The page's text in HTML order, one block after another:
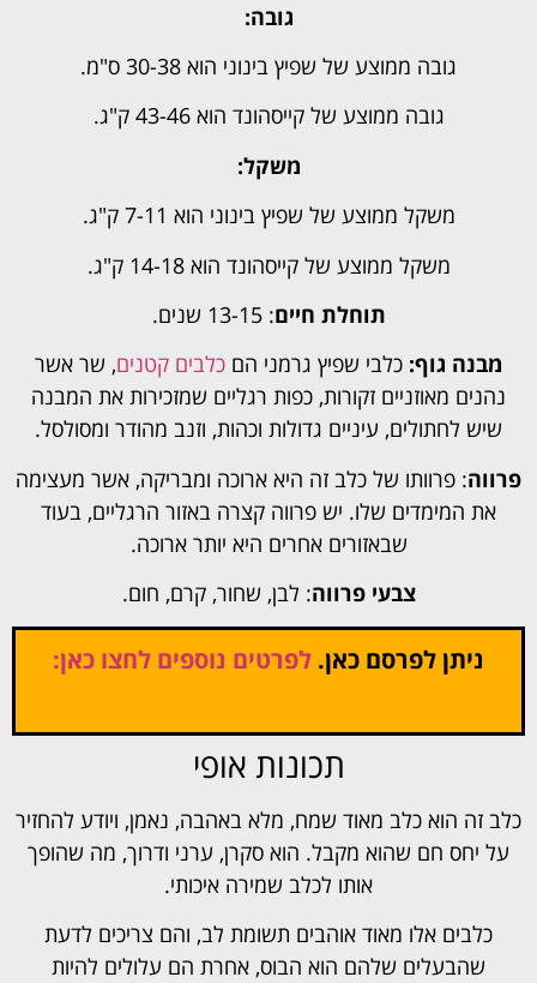
גובה:
גובה ממוצע של שפיץ בינוני הוא 30-38 ס"מ.
גובה ממוצע של קייסהונד הוא 43-46 ק"ג.
משקל:
משקל ממוצע של שפיץ בינוני הוא 7-11 ק"ג.
משקל ממוצע של קייסהונד הוא 14-18 ק"ג.
תוחלת חיים: 13-15 שנים.
מבנה גוף: כלבי שפיץ גרמני הם כלבים קטנים, שר אשר
נהנים מאוזניים זקורות, כפות רגליים שמזכירות את המבנה
שיש לחתולים, עיניים גדולות וכהות, וזנב מהודר ומסולסל.
פרווה: פרוותו של כלב זה היא ארוכה ומבריקה, אשר מעצימה
את המימדים שלו. יש פרווה קצרה באזור הרגליים, בעוד
שבאזורים אחרים היא יותר ארוכה.
צבעי פרווה: לבן, שחור, קרם, חום.
ניתן לפרסם כאן. לפרטים נוספים לחצו כאן:
תכונות אופי
כלב זה הוא כלב מאוד שמח, מלא באהבה, נאמן, ויודע להחזיר
על יחס חם שהוא מקבל. הוא סקרן, ערני ודרוך, מה שהופך
אותו לכלב שמירה איכותי.
כלבים אלו מאוד אוהבים תשומת לב, והם צריכים לדעת
שהבעלים שלהם הוא הבוס, אחרת הם עלולים להיות